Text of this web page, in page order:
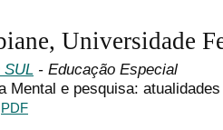
Universidade
SUL - Educação Especial
Mental e pesquisa:
PDF